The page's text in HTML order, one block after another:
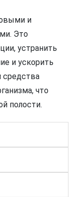
и
Это
устранить
и ускорить
средства
что
полости.